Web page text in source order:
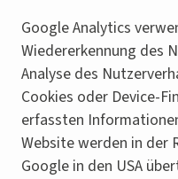
Google Analytics
Wiedererkennung des
Analyse des
Cookies oder Device-
erfassten
Website werden in der
Google in den USA